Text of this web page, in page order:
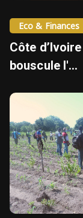
Eco & Finances
Côte
bouscule l'...